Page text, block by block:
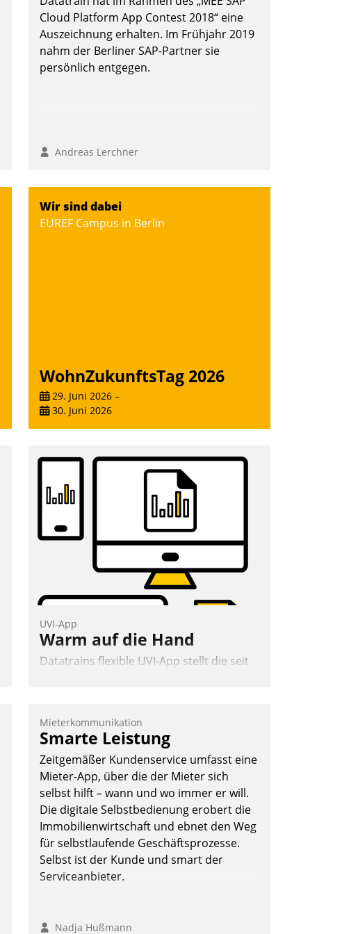
Cloud Platform App Contest 2018“ eine
Auszeichnung erhalten. Im Frühjahr 2019
nahm der Berliner SAP-Partner sie
persönlich entgegen.
Andreas Lerchner
Wir sind dabei
EUREF Campus in Berlin
WohnZukunftsTag 2026
29. Juni 2026 –
30. Juni 2026
UVI-App
Warm auf die Hand
Datatrains flexible UVI-App stellt die seit
Die monatlichen Mitteilungen zum
Heizungs- und Wasserverbrauch gehen
automatisiert, vollständig und auf
Wunsch über mehrere zuvor festgelegte
Kommunikationswege bei den
Empfängern ein.
Nadja Hußmann
Mieterkommunikation
Smarte Leistung
Zeitgemäßer Kundenservice umfasst eine
Mieter-App, über die der Mieter sich
selbst hilft – wann und wo immer er will.
Die digitale Selbstbedienung erobert die
Immobilienwirtschaft und ebnet den Weg
für selbstlaufende Geschäftsprozesse.
Selbst ist der Kunde und smart der
Serviceanbieter.
Nadja Hußmann